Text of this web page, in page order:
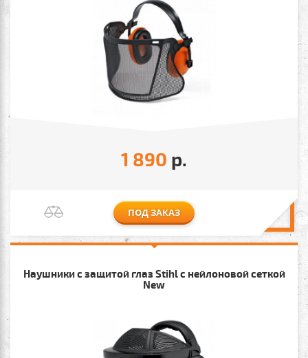
1 890 р.
ПОД ЗАКАЗ
Наушники с защитой глаз Stihl с нейлоновой сеткой
New